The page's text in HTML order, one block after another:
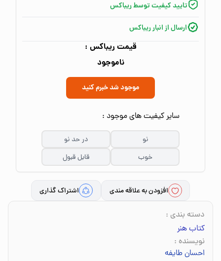
تایید کیفیت توسط ریباکس
ارسال از انبار ریباکس
قیمت ریباکس :
ناموجود
موجود شد خبرم کنید
سایر کیفیت های موجود :
نو
در حد نو
خوب
قابل قبول
افزودن به علاقه مندی اشتراک گذاری
دسته بندی :
کتاب هنر
نویسنده :
احسان طایفه